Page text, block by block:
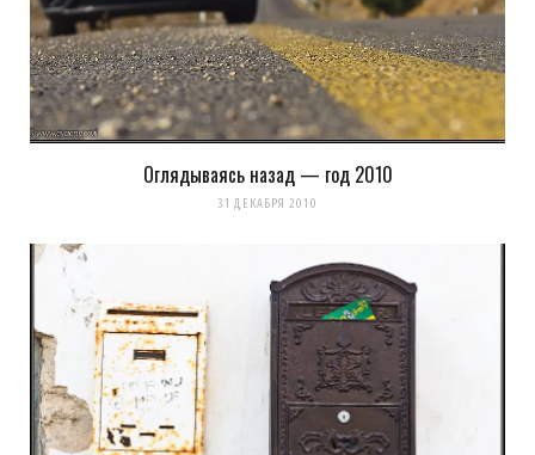
Оглядываясь назад — год 2010
31 ДЕКАБРЯ 2010